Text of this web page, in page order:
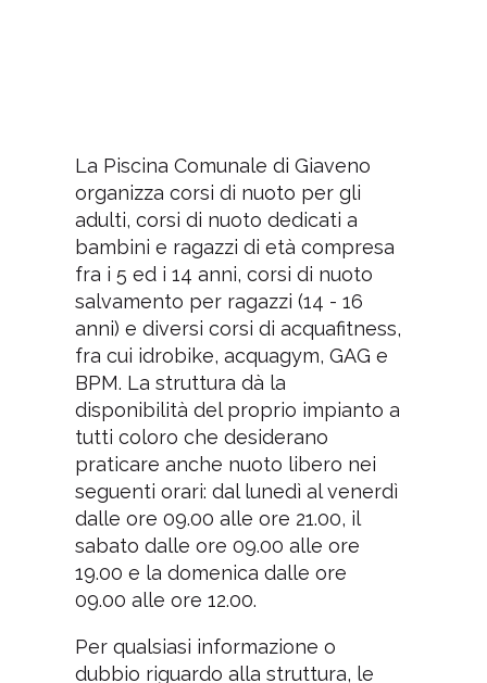
La Piscina Comunale di Giaveno
organizza corsi di nuoto per gli
adulti, corsi di nuoto dedicati a
bambini e ragazzi di età compresa
fra i 5 ed i 14 anni, corsi di nuoto
salvamento per ragazzi (14 - 16
anni) e diversi corsi di acquafitness,
fra cui idrobike, acquagym, GAG e
BPM. La struttura dà la
disponibilità del proprio impianto a
tutti coloro che desiderano
praticare anche nuoto libero nei
seguenti orari: dal lunedì al venerdì
dalle ore 09.00 alle ore 21.00, il
sabato dalle ore 09.00 alle ore
19.00 e la domenica dalle ore
09.00 alle ore 12.00.
Per qualsiasi informazione o
dubbio riguardo alla struttura, le